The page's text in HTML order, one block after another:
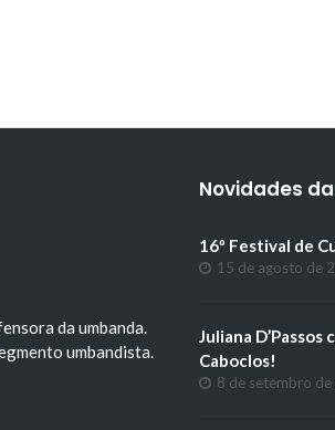
da umbanda.
umbandista.
Novidades
16º Festival de
15 de agosto de
Juliana
Caboclos!
8 de setembro